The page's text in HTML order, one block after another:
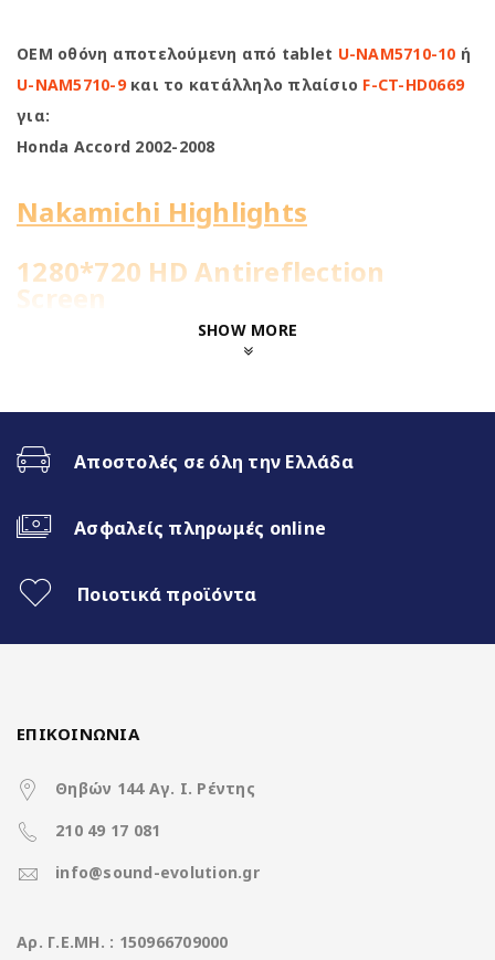
OEM οθόνη αποτελούμενη από tablet U-NAM5710-10 ή
U-NAM5710-9και το κατάλληλο πλαίσιο F-CT-HD0669
για:
Honda Accord 2002-2008
Nakamichi Highlights
1280*720 HD Antireflection
Screen
8Core@1.8GHz | 4+64GB
WiFi Built-in
Fast Boot 1 sec
Ασύρματο CarPlay & Ασύρματο
Χαρακτηριστικά
Operation System Nakamichi Os Android13
SHOW MORE
Αποστολές σε όλη την Ελλάδα
Ασφαλείς πληρωμές online
Ποιοτικά προϊόντα
ΕΠΙΚΟΙΝΩΝΙΑ
Θηβών 144 Αγ. Ι. Ρέντης
210 49 17 081
info@sound-evolution.gr
Aρ. Γ.Ε.ΜΗ. : 150966709000